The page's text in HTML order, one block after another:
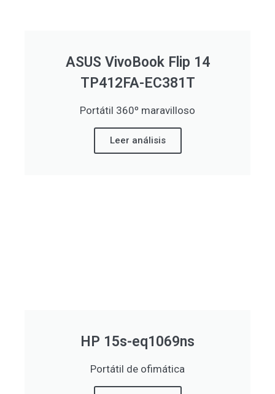
ASUS VivoBook Flip 14
TP412FA-EC381T
Portátil 360º maravilloso
Leer análisis
HP 15s-eq1069ns
Portátil de ofimática